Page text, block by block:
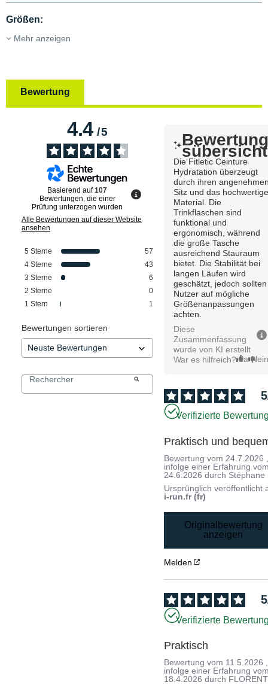
Größen:
Mehr anzeigen
Bewertung
4.4/5
Basierend auf107
Bewertungen, die einer
Prüfung unterzogen wurden
Alle Bewertungen auf dieser Website
ansehen
5 Sterne
57
4 Sterne
43
3 Sterne
6
2 Sterne
0
1 Stern 1
Bewertungen sortieren
sübersicht
Die Fitletic Ceinture
Hydratation überzeugt
durch ihren
Sitz und das
Material. Die
Trinkflaschen sind
funktional und
ergonomisch, während
die große Tasche
ausreichend Stauraum
bietet. Die Stabilität bei
langen Läufen wird
geschätzt, jedoch sollten
Nutzer auf mögliche
Größenanpassungen
achten.
Diese
Zusammenfassung
wurde von KI erstellt
War es hilfreich? Ja
5
Verifizierte
Praktisch und
Bewertung vom 24.7.2026
infolge einer Erfahrung
24.6.2026 durch Stéphane
Ursprünglich veröffentlicht
i-run.fr (fr)
Originalbewertung
anzeigen
Melden
5
Verifizierte
Praktisch
Bewertung vom 11.5.2026
infolge einer Erfahrung
18.4.2026 durch